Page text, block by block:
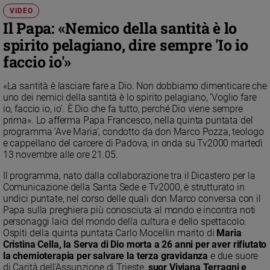
Chiesa
Fede
e
spiritualità
Santi
Devozione
e
fede
Parola
del
Santo
del
giorno
Società
e
valori
VIDEO
Il Papa: «Nemico della santità è lo
spirito pelagiano, dire sempre 'Io io
faccio io'»
«La santità è lasciare fare a Dio. Non dobbiamo dimenticare che
uno dei nemici della santità è lo spirito pelagiano, ‘Voglio fare
io, faccio io, io’. È Dio che fa tutto, perché Dio viene sempre
prima». Lo afferma Papa Francesco, nella quinta puntata del
programma ‘Ave Maria’, condotto da don Marco Pozza, teologo
e cappellano del carcere di Padova, in onda su Tv2000 martedì
13 novembre alle ore 21.05.
Il programma, nato dalla collaborazione tra il Dicastero per la
Comunicazione della Santa Sede e Tv2000, è strutturato in
undici puntate, nel corso delle quali don Marco conversa con il
Papa sulla preghiera più conosciuta al mondo e incontra noti
personaggi laici del mondo della cultura e dello spettacolo.
Ospiti della quinta puntata Carlo Mocellin marito di Maria
Cristina Cella, la Serva di Dio morta a 26 anni per aver rifiutato
la chemioterapia per salvare la terza gravidanza e due suore
di Carità dell'Assunzione di Trieste, suor Viviana Terragni e